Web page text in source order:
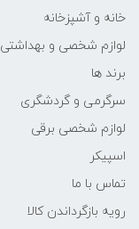
خانه و آشپزخانه
لوازم شخصی و بهداشتی
برند ها
سرگرمی و گردشگری
لوازم شخصی برقی
اسپیکر
تماس با ما
رویه بازگرداندن کالا